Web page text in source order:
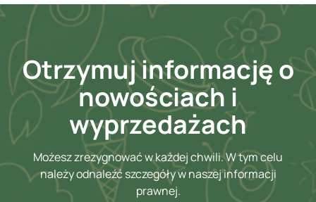
Otrzymuj informację o
nowościach i
wyprzedażach
Możesz zrezygnować w każdej chwili. W tym celu
należy odnaleźć szczegóły w naszej informacji
prawnej.